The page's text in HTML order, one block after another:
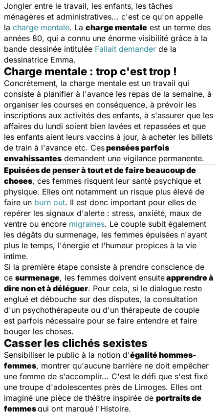
Jongler entre le travail, les enfants, les tâches
ménagères et administratives... c'est ce qu'on appelle
la charge mentale. La charge mentale est un terme des
années 80, qui a connu une énorme visibilité grâce à la
bande dessinée intitulée Fallait demander de la
dessinatrice Emma.
Charge mentale : trop c'est trop !
Concrètement, la charge mentale est un travail qui
consiste à planifier à l'avance les repas de la semaine, à
organiser les courses en conséquence, à prévoir les
inscriptions aux activités des enfants, à s'assurer que les
affaires du lundi soient bien lavées et repassées et que
les enfants aient leurs vaccins à jour, à acheter les billets
de train à l'avance etc. Cespensées parfois
envahissantes demandent une vigilance permanente.
Epuisées de penser à tout et de faire beaucoup de
choses, ces femmes risquent leur santé psychique et
physique. Elles ont notamment un risque plus élevé de
faire un burn out. Il est donc important pour elles de
repérer les signaux d'alerte : stress, anxiété, maux de
ventre ou encore migraines. Le couple subit également
les dégâts du surmenage, les femmes épuisées n'ayant
plus le temps, l'énergie et l'humeur propices à la vie
intime.
Si la première étape consiste à prendre conscience de
ce surmenage, les femmes doivent ensuiteapprendre à
dire non et à déléguer. Pour cela, si le dialogue reste
englué et débouche sur des disputes, la consultation
d'un psychothérapeute ou d'un thérapeute de couple
est parfois nécessaire pour se faire entendre et faire
bouger les choses.
Casser les clichés sexistes
Sensibiliser le public à la notion d'égalité hommes-
femmes, montrer qu'aucune barrière ne doit empêcher
une femme de s'accomplir... C'est le défi que s'est fixé
une troupe d'adolescentes près de Limoges. Elles ont
imaginé une pièce de théâtre inspirée de portraits de
femmesqui ont marqué l'Histoire.